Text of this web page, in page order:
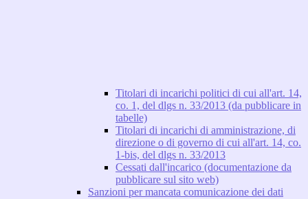
Titolari di incarichi politici di cui all'art. 14,
co. 1, del dlgs n. 33/2013 (da pubblicare in
tabelle)
Titolari di incarichi di amministrazione, di
direzione o di governo di cui all'art. 14, co.
1-bis, del dlgs n. 33/2013
Cessati dall'incarico (documentazione da
pubblicare sul sito web)
Sanzioni per mancata comunicazione dei dati